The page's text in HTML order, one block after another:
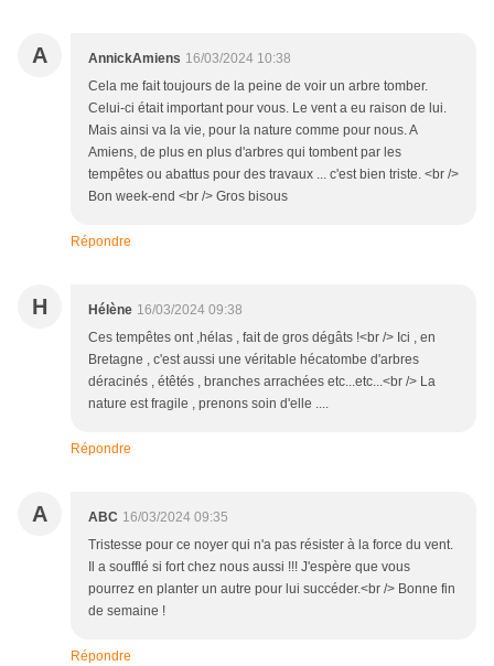
A AnnickAmiens 16/03/2024 10:38
Cela me fait toujours de la peine de voir un arbre tomber.
Celui-ci était important pour vous. Le vent a eu raison de lui.
Mais ainsi va la vie, pour la nature comme pour nous. A
Amiens, de plus en plus d'arbres qui tombent par les
tempêtes ou abattus pour des travaux ... c'est bien triste. <br />
Bon week-end <br /> Gros bisous
Répondre
H Hélène 16/03/2024 09:38
Ces tempêtes ont ,hélas , fait de gros dégâts !<br /> Ici , en
Bretagne , c'est aussi une véritable hécatombe d'arbres
déracinés , étêtés , branches arrachées etc...etc...<br /> La
nature est fragile , prenons soin d'elle ....
Répondre
A ABC 16/03/2024 09:35
Tristesse pour ce noyer qui n'a pas résister à la force du vent.
Il a soufflé si fort chez nous aussi !!! J'espère que vous
pourrez en planter un autre pour lui succéder.<br /> Bonne fin
de semaine !
Répondre